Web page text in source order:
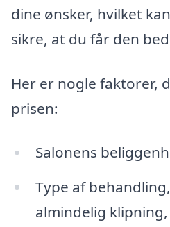
dine ønsker, hvilket
sikre, at du får den
Her er nogle faktorer,
prisen:
Salonens
Type af
almindelig